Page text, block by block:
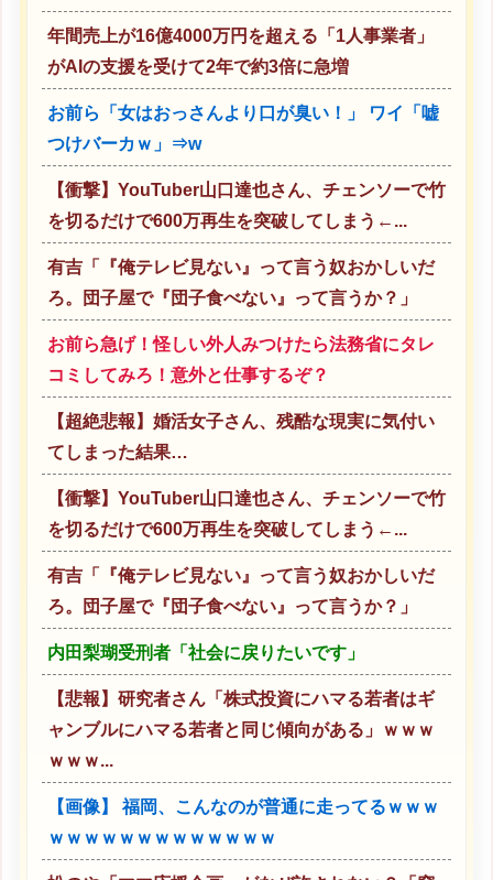
年間売上が16億4000万円を超える「1人事業者」
がAIの支援を受けて2年で約3倍に急増
お前ら「女はおっさんより口が臭い！」 ワイ「嘘
つけバーカｗ」⇒w
【衝撃】YouTuber山口達也さん、チェンソーで竹
を切るだけで600万再生を突破してしまう←...
有吉「『俺テレビ見ない』って言う奴おかしいだ
ろ。団子屋で『団子食べない』って言うか？」
お前ら急げ！怪しい外人みつけたら法務省にタレ
コミしてみろ！意外と仕事するぞ？
【超絶悲報】婚活女子さん、残酷な現実に気付い
てしまった結果…
【衝撃】YouTuber山口達也さん、チェンソーで竹
を切るだけで600万再生を突破してしまう←...
有吉「『俺テレビ見ない』って言う奴おかしいだ
ろ。団子屋で『団子食べない』って言うか？」
内田梨瑚受刑者「社会に戻りたいです」
【悲報】研究者さん「株式投資にハマる若者はギ
ャンブルにハマる若者と同じ傾向がある」ｗｗｗ
ｗｗｗ...
【画像】 福岡、こんなのが普通に走ってるｗｗｗ
ｗｗｗｗｗｗｗｗｗｗｗｗｗ